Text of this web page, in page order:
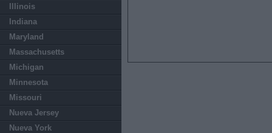
Illinois
Indiana
Maryland
Massachusetts
Michigan
Minnesota
Missouri
Nueva Jersey
Nueva York